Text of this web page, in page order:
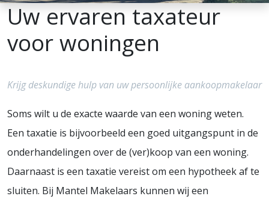
Uw ervaren taxateur
voor woningen
Krijg deskundige hulp van uw persoonlijke aankoopmakelaar
Soms wilt u de exacte waarde van een woning weten.
Een taxatie is bijvoorbeeld een goed uitgangspunt in de
onderhandelingen over de (ver)koop van een woning.
Daarnaast is een taxatie vereist om een hypotheek af te
sluiten. Bij Mantel Makelaars kunnen wij een